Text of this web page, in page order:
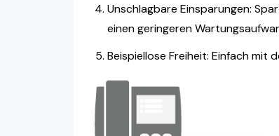
Unschlagbare Einsparungen:
einen geringeren
Beispiellose Freiheit: Einfach mit